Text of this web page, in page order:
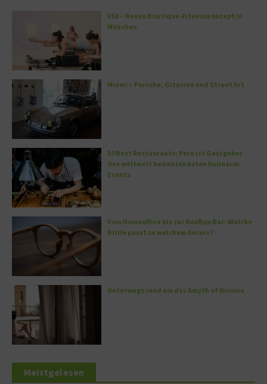
FS8 – Neues Boutique-Fitnesskonzept in
München
Miami – Porsche, Gitarren und Street Art
50 Best Restaurants: Peru ist Gastgeber
des weltweit bedeutendsten Kulinarik-
Events
Vom Homeoffice bis zur Rooftop Bar: Welche
Brille passt zu welchem Anlass?
Unterwegs rund um das Amyth of Nicosia
Meistgelesen